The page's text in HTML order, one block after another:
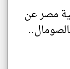
مصر عن